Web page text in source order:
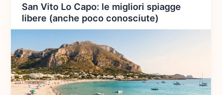
San Vito Lo Capo: le migliori spiagge
libere (anche poco conosciute)